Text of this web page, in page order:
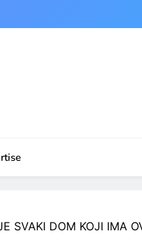
SVAKI DOM KOJI IMA